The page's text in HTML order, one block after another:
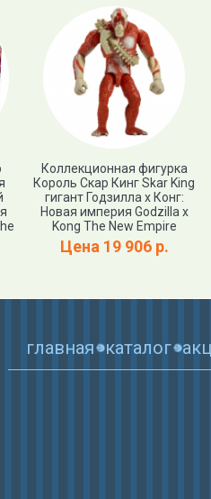
Коллекционная фигурка
Король Скар Кинг Skar King
гигант Годзилла х Конг:
Новая империя Godzilla x
Kong The New Empire
Цена 19 906 р.
главная каталог